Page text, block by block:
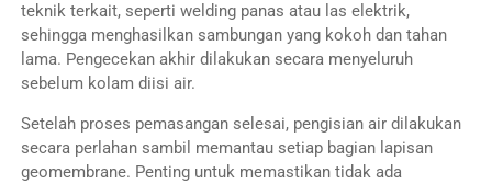
teknik terkait, seperti welding panas atau las elektrik,
sehingga menghasilkan sambungan yang kokoh dan tahan
lama. Pengecekan akhir dilakukan secara menyeluruh
sebelum kolam diisi air.
Setelah proses pemasangan selesai, pengisian air dilakukan
secara perlahan sambil memantau setiap bagian lapisan
geomembrane. Penting untuk memastikan tidak ada